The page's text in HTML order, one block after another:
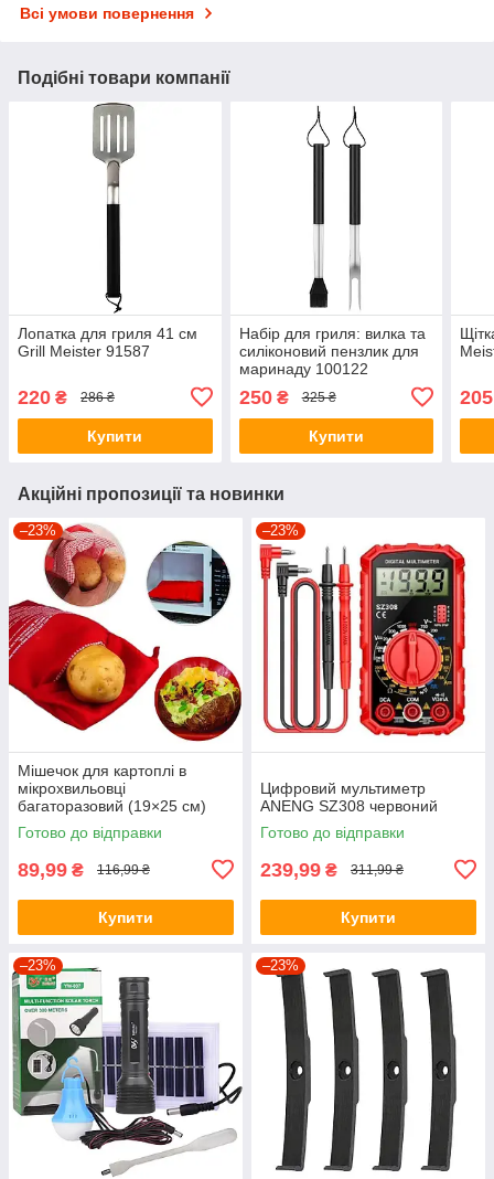
Всі умови повернення
Подібні товари компанії
Лопатка для гриля 41 см
Grill Meister 91587
220 ₴ 286 ₴
Купити
Набір для гриля: вилка та
силіконовий пензлик для
маринаду 100122
250₴ 325 ₴
Купити
205
Акційні пропозиції та новинки
–23%
Мішечок для картоплі в
мікрохвильовці
багаторазовий (19×25 см)
MPG-01
Готово до відправки
89,99 ₴ 116,99 ₴
Купити
–23%
Цифровий мультиметр
ANENG SZ308 червоний
Готово до відправки
239,99 ₴ 311,99 ₴
Купити
–23% –23%